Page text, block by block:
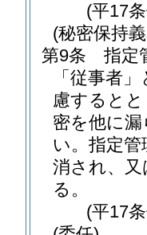
(平17
(秘密保持
第9条
指定
「従事者
慮すると
密を他に
い。 指定管
消され、
る。
(平17